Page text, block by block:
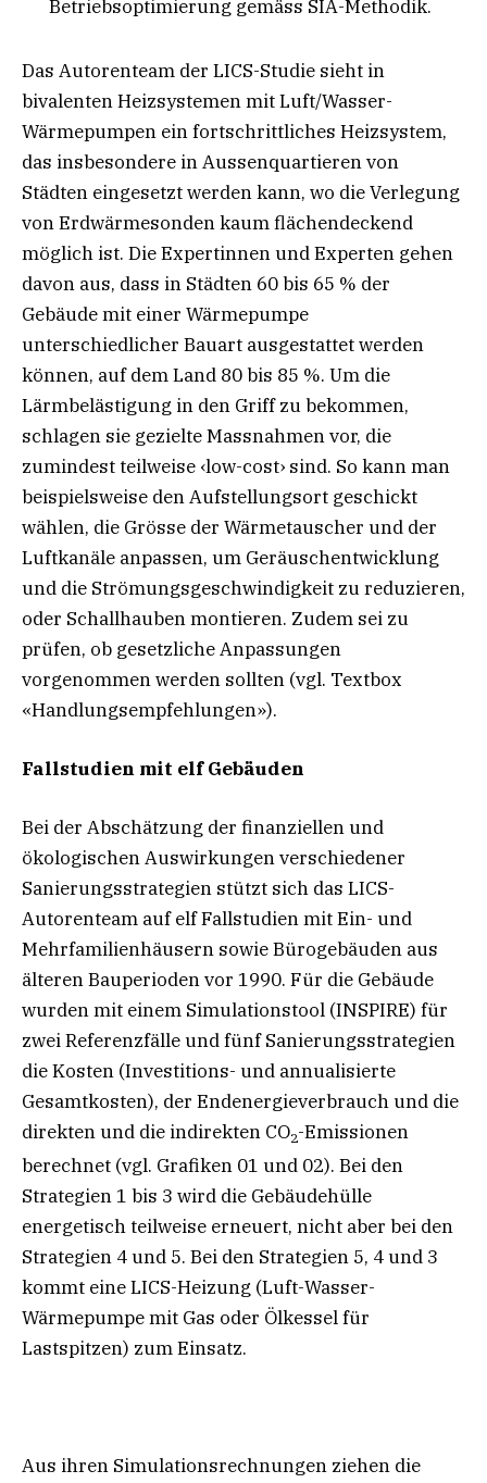
Betriebsoptimierung gemäss SIA-Methodik.
Das Autorenteam der LICS-Studie sieht in
bivalenten Heizsystemen mit Luft/Wasser-
Wärmepumpen ein fortschrittliches Heizsystem,
das insbesondere in Aussenquartieren von
Städten eingesetzt werden kann, wo die Verlegung
von Erdwärmesonden kaum flächendeckend
möglich ist. Die Expertinnen und Experten gehen
davon aus, dass in Städten 60 bis 65 % der
Gebäude mit einer Wärmepumpe
unterschiedlicher Bauart ausgestattet werden
können, auf dem Land 80 bis 85 %. Um die
Lärmbelästigung in den Griff zu bekommen,
schlagen sie gezielte Massnahmen vor, die
zumindest teilweise ‹low-cost› sind. So kann man
beispielsweise den Aufstellungsort geschickt
wählen, die Grösse der Wärmetauscher und der
Luftkanäle anpassen, um Geräuschentwicklung
und die Strömungsgeschwindigkeit zu reduzieren,
oder Schallhauben montieren. Zudem sei zu
prüfen, ob gesetzliche Anpassungen
vorgenommen werden sollten (vgl. Textbox
«Handlungsempfehlungen»).
Fallstudien mit elf Gebäuden
Bei der Abschätzung der finanziellen und
ökologischen Auswirkungen verschiedener
Sanierungsstrategien stützt sich das LICS-
Autorenteam auf elf Fallstudien mit Ein- und
Mehrfamilienhäusern sowie Bürogebäuden aus
älteren Bauperioden vor 1990. Für die Gebäude
wurden mit einem Simulationstool (INSPIRE) für
zwei Referenzfälle und fünf Sanierungsstrategien
die Kosten (Investitions- und annualisierte
Gesamtkosten), der Endenergieverbrauch und die
direkten und die indirekten CO2-Emissionen
berechnet (vgl. Grafiken 01 und 02). Bei den
Strategien 1 bis 3 wird die Gebäudehülle
energetisch teilweise erneuert, nicht aber bei den
Strategien 4 und 5. Bei den Strategien 5, 4 und 3
kommt eine LICS-Heizung (Luft-Wasser-
Wärmepumpe mit Gas oder Ölkessel für
Lastspitzen) zum Einsatz.
Aus ihren Simulationsrechnungen ziehen die